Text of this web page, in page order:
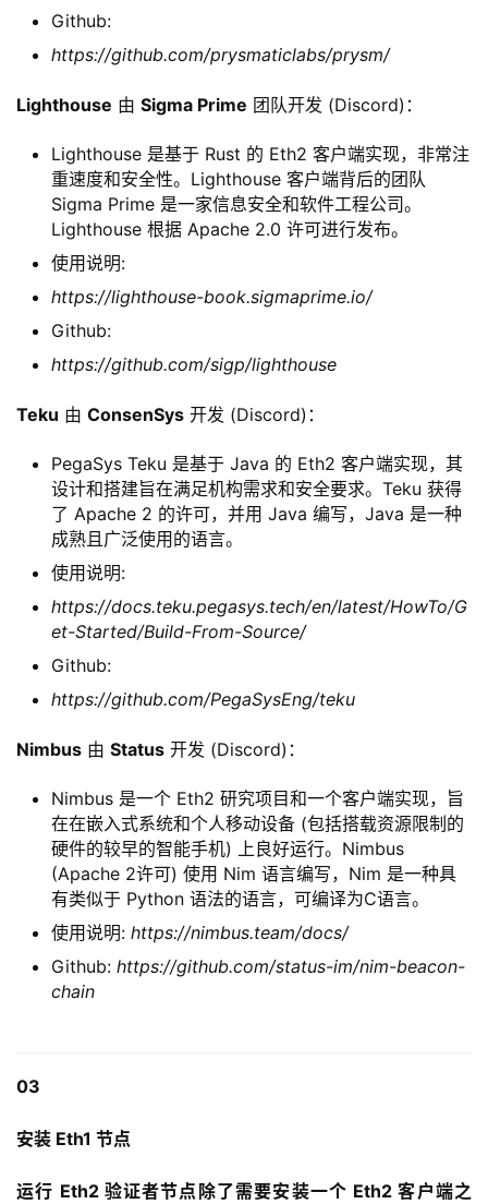
Github:
https://github.com/prysmaticlabs/prysm/
Lighthouse 由 Sigma Prime 团队开发 (Discord)：
Lighthouse 是基于 Rust 的 Eth2 客户端实现，非常注
重速度和安全性。Lighthouse 客户端背后的团队
Sigma Prime 是一家信息安全和软件工程公司。
Lighthouse 根据 Apache 2.0 许可进行发布。
使用说明:
https://lighthouse-book.sigmaprime.io/
Github:
https://github.com/sigp/lighthouse
Teku 由 ConsenSys 开发 (Discord)：
PegaSys Teku 是基于 Java 的 Eth2 客户端实现，其
设计和搭建旨在满足机构需求和安全要求。Teku 获得
了 Apache 2 的许可，并用 Java 编写，Java 是一种
成熟且广泛使用的语言。
使用说明:
https://docs.teku.pegasys.tech/en/latest/HowTo/G
et-Started/Build-From-Source/
Github:
https://github.com/PegaSysEng/teku
Nimbus 由 Status 开发 (Discord)：
Nimbus 是一个 Eth2 研究项目和一个客户端实现，旨
在在嵌入式系统和个人移动设备 (包括搭载资源限制的
硬件的较早的智能手机) 上良好运行。Nimbus
(Apache 2许可) 使用 Nim 语言编写，Nim 是一种具
有类似于 Python 语法的语言，可编译为C语言。
使用说明: https://nimbus.team/docs/
Github: https://github.com/status-im/nim-beacon-
chain
03
安装 Eth1 节点
运行 Eth2 验证者节点除了需要安装一个 Eth2 客户端之